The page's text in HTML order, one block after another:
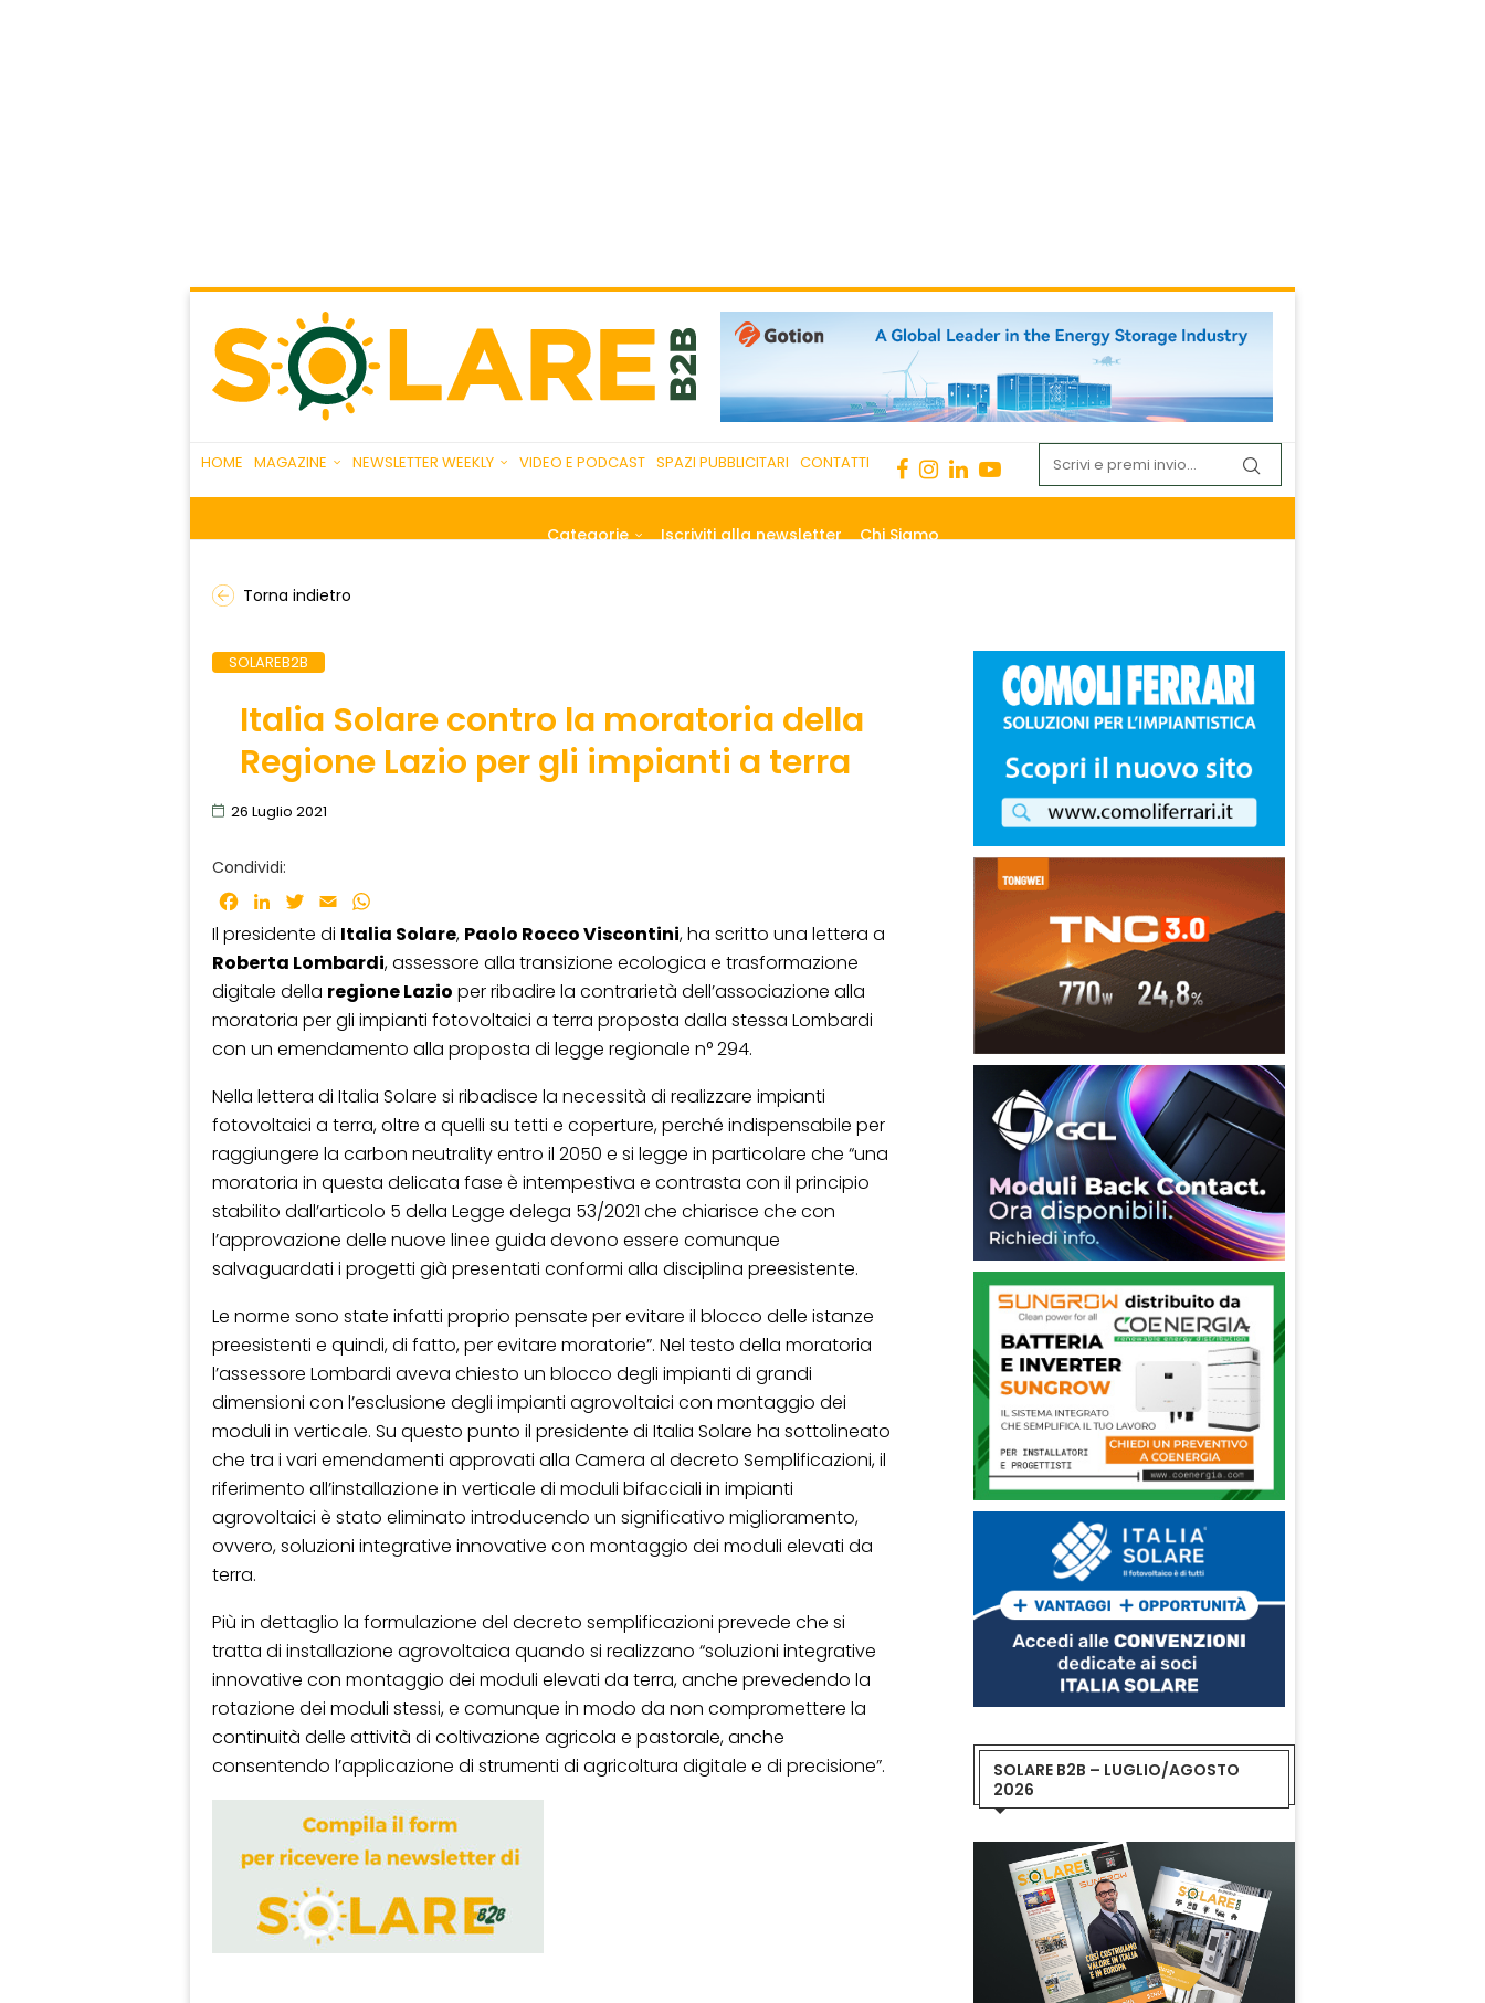
HOME MAGAZINE NEWSLETTER WEEKLY VIDEO E PODCAST SPAZI PUBBLICITARI CONTATTI
Categorie Iscriviti alla newsletter Chi Siamo
Torna indietro
SOLAREB2B
Italia Solare contro la moratoria della
Regione Lazio per gli impianti a terra
26 Luglio 2021
Condividi:
Facebook
LinkedInTwitter
Email
Il presidente di Italia Solare, Paolo Rocco Viscontini, ha scritto una lettera a
Roberta Lombardi, assessore alla transizione ecologica e trasformazione
digitale della regione Lazio per ribadire la contrarietà dell’associazione alla
moratoria per gli impianti fotovoltaici a terra proposta dalla stessa Lombardi
con un emendamento alla proposta di legge regionale n° 294.
Nella lettera di Italia Solare si ribadisce la necessità di realizzare impianti
fotovoltaici a terra, oltre a quelli su tetti e coperture, perché indispensabile per
raggiungere la carbon neutrality entro il 2050 e si legge in particolare che “una
moratoria in questa delicata fase è intempestiva e contrasta con il principio
stabilito dall’articolo 5 della Legge delega 53/2021 che chiarisce che con
l’approvazione delle nuove linee guida devono essere comunque
salvaguardati i progetti già presentati conformi alla disciplina preesistente.
Le norme sono state infatti proprio pensate per evitare il blocco delle istanze
preesistenti e quindi, di fatto, per evitare moratorie”. Nel testo della moratoria
l’assessore Lombardi aveva chiesto un blocco degli impianti di grandi
dimensioni con l’esclusione degli impianti agrovoltaici con montaggio dei
moduli in verticale. Su questo punto il presidente di Italia Solare ha sottolineato
che tra i vari emendamenti approvati alla Camera al decreto Semplificazioni, il
riferimento all’installazione in verticale di moduli bifacciali in impianti
agrovoltaici è stato eliminato introducendo un significativo miglioramento,
ovvero, soluzioni integrative innovative con montaggio dei moduli elevati da
terra.
Più in dettaglio la formulazione del decreto semplificazioni prevede che si
tratta di installazione agrovoltaica quando si realizzano “soluzioni integrative
innovative con montaggio dei moduli elevati da terra, anche prevedendo la
rotazione dei moduli stessi, e comunque in modo da non compromettere la
continuità delle attività di coltivazione agricola e pastorale, anche
consentendo l’applicazione di strumenti di agricoltura digitale e di precisione”.
SOLARE B2B – LUGLIO/AGOSTO
2026